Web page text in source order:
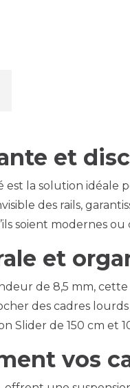
et
est la solution
des rails,
soient modernes ou
et
de 8,5 mm,
des cadres
Slider de 150 cm
vos